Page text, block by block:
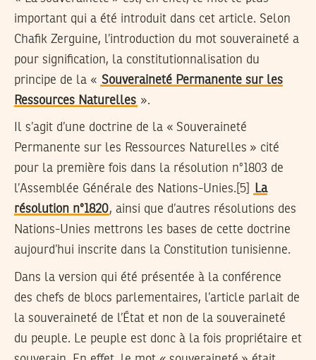
important qui a été introduit dans cet article. Selon
Chafik Zerguine, l’introduction du mot souveraineté a
pour signification, la constitutionnalisation du
principe de la « Souveraineté Permanente sur les
Ressources Naturelles ».
Il s’agit d’une doctrine de la « Souveraineté
Permanente sur les Ressources Naturelles » cité
pour la première fois dans la résolution n°1803 de
l’Assemblée Générale des Nations-Unies.[5]
La
résolution n°1820, ainsi que d’autres résolutions des
Nations-Unies mettrons les bases de cette doctrine
aujourd’hui inscrite dans la Constitution tunisienne.
Dans la version qui été présentée à la conférence
des chefs de blocs parlementaires, l’article parlait de
la souveraineté de l’État et non de la souveraineté
du peuple. Le peuple est donc à la fois propriétaire et